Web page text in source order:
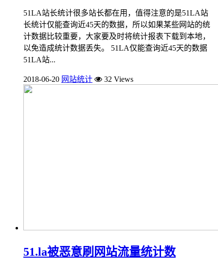
51LA站长统计很多站长都在用，值得注意的是51LA站
长统计仅能查询近45天的数据，所以如果某些网站的统
计数据比较重要，大家要及时将统计报表下载到本地，
以免造成统计数据丢失。 51LA仅能查询近45天的数据
51LA站...
2018-06-20 网站统计 32 Views
51.la被恶意刷网站流量统计数